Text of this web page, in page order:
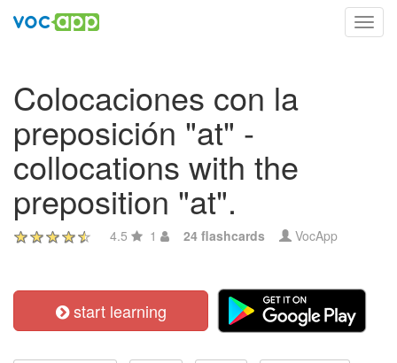
Colocaciones con la
preposición "at" -
collocations with the
preposition "at".
4.5 1 24 flashcards VocApp
start learning